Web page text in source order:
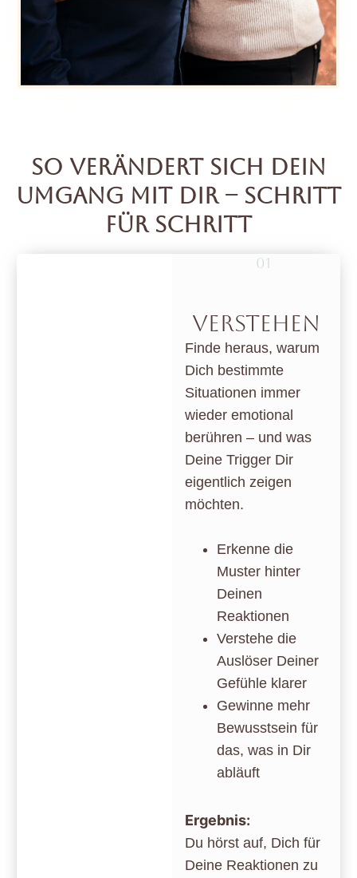
SO VERÄNDERT SICH DEIN
UMGANG MIT DIR – SCHRITT
FÜR SCHRITT
VERSTEHEN
01
Finde heraus, warum
Dich bestimmte
Situationen immer
wieder emotional
berühren – und was
Deine Trigger Dir
eigentlich zeigen
möchten.
Erkenne die
Muster hinter
Deinen
Reaktionen
Verstehe die
Auslöser Deiner
Gefühle klarer
Gewinne mehr
Bewusstsein für
das, was in Dir
abläuft
Ergebnis:
Du hörst auf, Dich für
Deine Reaktionen zu